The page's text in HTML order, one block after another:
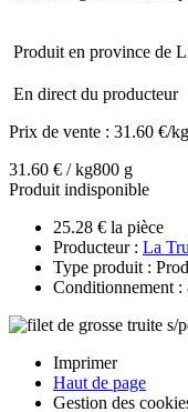
Produit en province de
En direct du producteur
Prix de vente : 31.60 €/kg
31.60 € / kg800 g
Produit indisponible
25.28 € la pièce
Producteur : La
Type produit :
Conditionnement :
Imprimer
Haut de page
Gestion des